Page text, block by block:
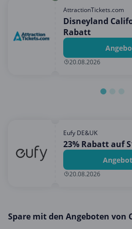
Sport & Freizeit
Urlaub & Reise
AttractionTickets.com
Disneyland
Rabatt
20.08.2026
Eufy DE&UK
23% Rabatt auf
20.08.2026
Spare mit den Angeboten von